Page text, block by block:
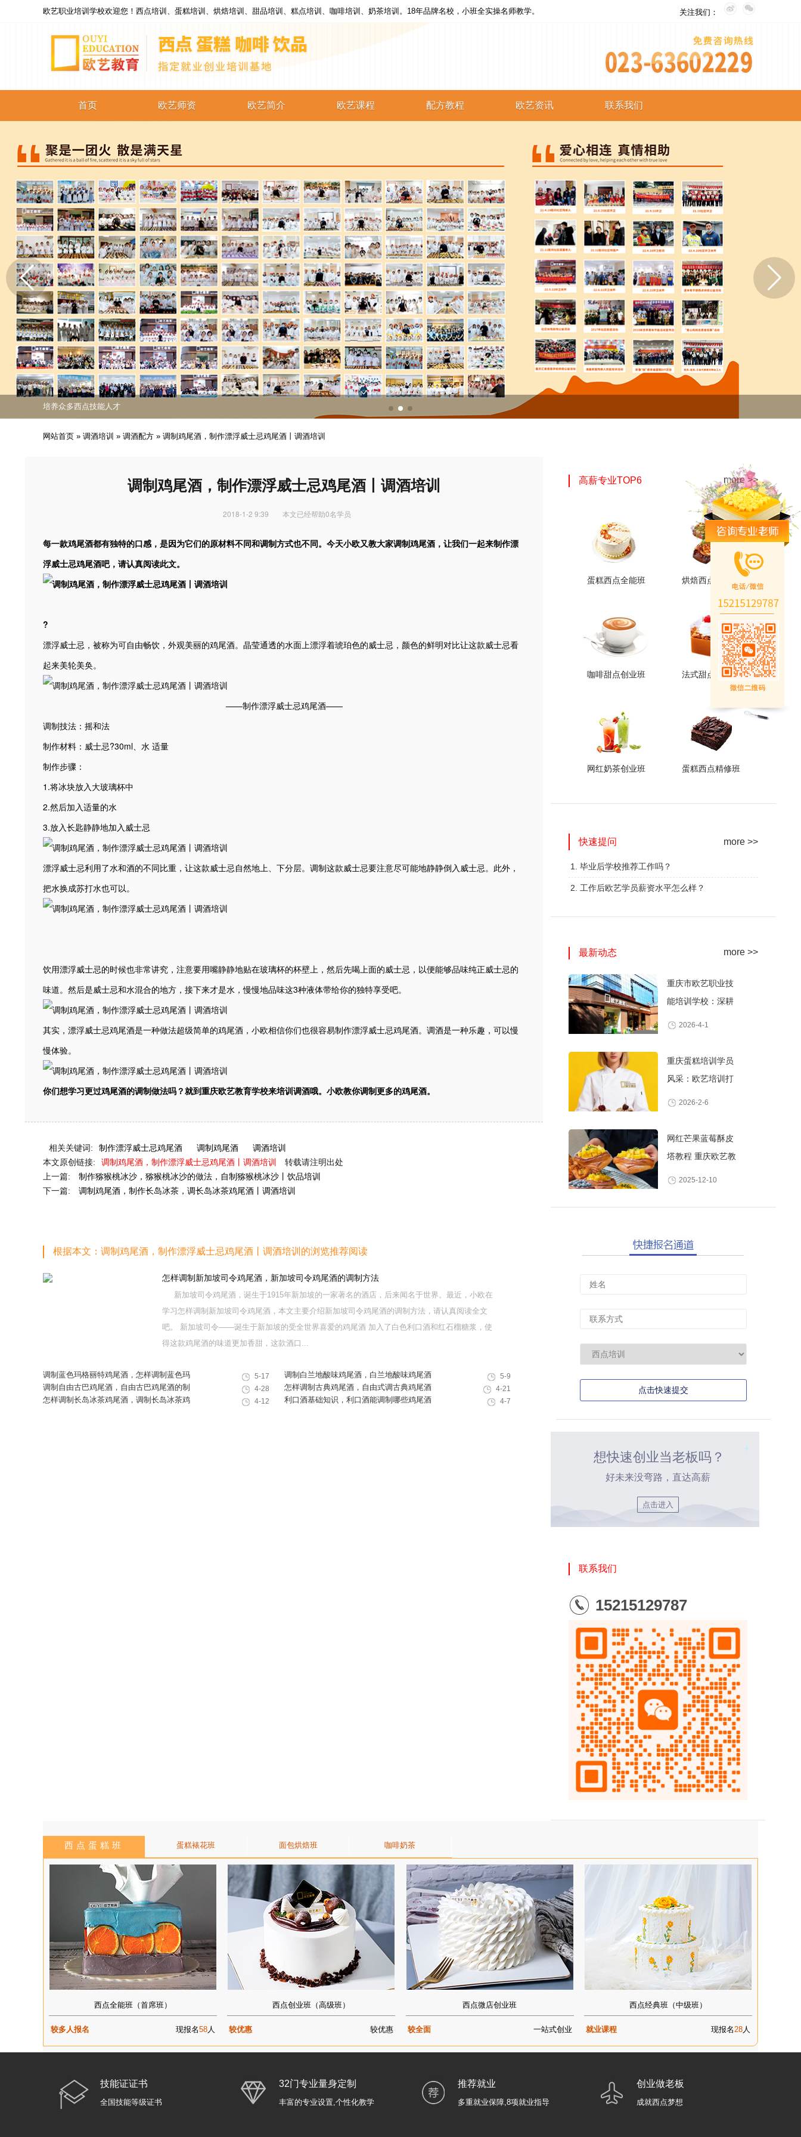
欧艺职业培训学校欢迎您！西点培训、蛋糕培训、烘焙培训、甜品培训、糕点培训、咖啡培训、奶茶培训。18年品牌名校，小班全实操名师教学。 关注我们：
首页 欧艺师资 欧艺简介 欧艺课程
烘焙培训
咖啡培训
奶茶培训
饮品培训
调酒培训
配方教程
烘焙配方
咖啡配方
奶茶配方
饮品配方
调酒配方
欧艺资讯 联系我们
免费课程活动出炉
专业西点技能职业培训
培养众多西点技能人才
免费课程活动出炉
专业西点技能职业培训
网站首页 » 调酒培训 » 调酒配方 » 调制鸡尾酒，制作漂浮威士忌鸡尾酒丨调酒培训
调制鸡尾酒，制作漂浮威士忌鸡尾酒丨调酒培训
2018-1-2 9:39 本文已经帮助0名学员
每一款鸡尾酒都有独特的口感，是因为它们的原材料不同和调制方式也不同。今天小欧又教大家调制鸡尾酒，让我们一起来制作漂
浮威士忌鸡尾酒吧，请认真阅读此文。
?
漂浮威士忌，被称为可自由畅饮，外观美丽的鸡尾酒。晶莹通透的水面上漂浮着琥珀色的威士忌，颜色的鲜明对比让这款威士忌看
起来美轮美奂。
——制作漂浮威士忌鸡尾酒——
调制技法：摇和法
制作材料：威士忌?30ml、水 适量
制作步骤：
1.将冰块放入大玻璃杯中
2.然后加入适量的水
3.放入长匙静静地加入威士忌
漂浮威士忌利用了水和酒的不同比重，让这款威士忌自然地上、下分层。调制这款威士忌要注意尽可能地静静倒入威士忌。此外，
把水换成苏打水也可以。
饮用漂浮威士忌的时候也非常讲究，注意要用嘴静静地贴在玻璃杯的杯壁上，然后先喝上面的威士忌，以便能够品味纯正威士忌的
味道。然后是威士忌和水混合的地方，接下来才是水，慢慢地品味这3种液体带给你的独特享受吧。
其实，漂浮威士忌鸡尾酒是一种做法超级简单的鸡尾酒，小欧相信你们也很容易制作漂浮威士忌鸡尾酒。调酒是一种乐趣，可以慢
慢体验。
你们想学习更过鸡尾酒的调制做法吗？就到重庆欧艺教育学校来培训调酒哦。小欧教你调制更多的鸡尾酒。
相关关键词: 制作漂浮威士忌鸡尾酒 调制鸡尾酒
调酒培训
本文原创链接:
调制鸡尾酒，制作漂浮威士忌鸡尾酒丨调酒培训
转载请注明出处
上一篇:
制作猕猴桃冰沙，猕猴桃冰沙的做法，自制猕猴桃冰沙丨饮品培训
下一篇:
调制鸡尾酒，制作长岛冰茶，调长岛冰茶鸡尾酒丨调酒培训
根据本文：调制鸡尾酒，制作漂浮威士忌鸡尾酒丨调酒培训的浏览推荐阅读
怎样调制新加坡司令鸡尾酒，新加坡司令鸡尾酒的调制方法
新加坡司令鸡尾酒，诞生于1915年新加坡的一家著名的酒店，后来闻名于世界。最近，小欧在
学习怎样调制新加坡司令鸡尾酒，本文主要介绍新加坡司令鸡尾酒的调制方法，请认真阅读全文
吧。 新加坡司令——诞生于新加坡的受全世界喜爱的鸡尾酒 加入了白色利口酒和红石榴糖浆，使
得这款鸡尾酒的味道更加香甜，这款酒口...
调制蓝色玛格丽特鸡尾酒，怎样调制蓝色玛
格丽特，蓝色玛格丽特鸡尾酒的调制方法
5-17
调制白兰地酸味鸡尾酒，白兰地酸味鸡尾酒
的调制方法，学调白兰地酸味鸡尾酒
5-9
调制自由古巴鸡尾酒，自由古巴鸡尾酒的制
作方法
4-28 怎样调制古典鸡尾酒，自由式调古典鸡尾酒 4-21
怎样调制长岛冰茶鸡尾酒，调制长岛冰茶鸡
4-12 利口酒基础知识，利口酒能调制哪些鸡尾酒 4-7
高薪专业TOP6 more >>
蛋糕西点全能班
蛋糕西点全能班
火爆的专业
烘焙西点创业班
烘焙西点创业班
火爆的专业
查看详情
咖啡甜点创业班
咖啡甜点创业班
火爆的专业
法式甜点创业班
法式甜点创业班
火爆的专业
网红奶茶创业班
火爆的专业
蛋糕西点精修班
火爆的专业
快速提问 more >>
1. 毕业后学校推荐工作吗？
2. 工作后欧艺学员薪资水平怎么样？
最新动态 more >>
重庆市欧艺职业技
能培训学校：深耕
2026-4-1
重庆蛋糕培训学员
风采：欧艺培训打
2026-2-6
网红芒果蓝莓酥皮
塔教程 重庆欧艺教
2025-12-10
点击快速提交
想快速创业当老板吗？
好未来没弯路，直达高薪
点击进入
联系我们
15215129787
西点蛋糕班 蛋糕裱花班 面包烘焙班 咖啡奶茶
西点全能班（首席班）
较多人报名 现报名58人
西点创业班（高级班）
较优惠 较优惠
西点微店创业班
较全面 一站式创业
西点经典班（中级班）
就业课程 现报名28人
技能证证书
全国技能等级证书
32门专业量身定制
丰富的专业设置,个性化教学
推荐就业
多重就业保障,8项就业指导
创业做老板
成就西点梦想